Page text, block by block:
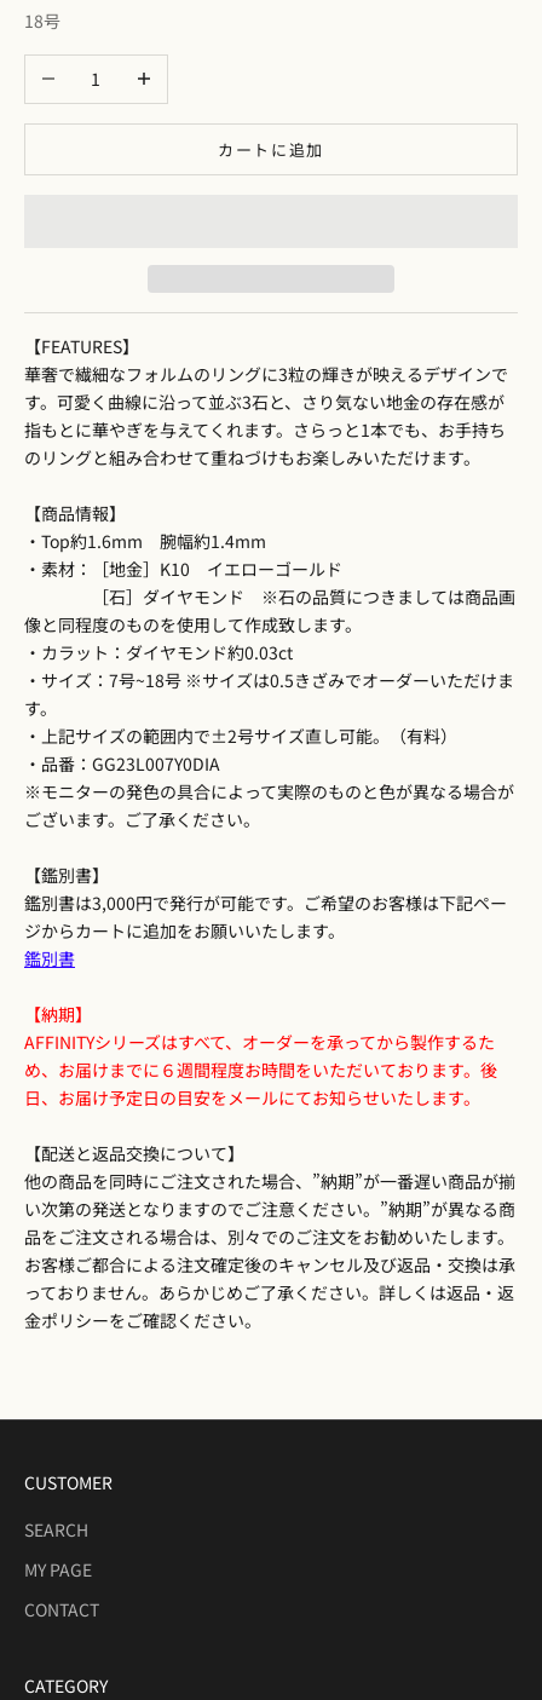
18号
数量を減らす
数量を増やす
カートに追加
【FEATURES】
華奢で繊細なフォルムのリングに3粒の輝きが映えるデザインで
す。可愛く曲線に沿って並ぶ3石と、さり気ない地金の存在感が
指もとに華やぎを与えてくれます。さらっと1本でも、お手持ち
のリングと組み合わせて重ねづけもお楽しみいただけます。
【商品情報】
・Top約1.6mm 腕幅約1.4mm
・素材：［地金］K10 イエローゴールド
［石］ダイヤモンド ※石の品質につきましては商品画
像と同程度のものを使用して作成致します。
・カラット：ダイヤモンド約0.03ct
・サイズ：7号~18号 ※サイズは0.5きざみでオーダーいただけま
す。
・上記サイズの範囲内で±2号サイズ直し可能。（有料）
・品番：GG23L007Y0DIA
※モニターの発色の具合によって実際のものと色が異なる場合が
ございます。ご了承ください。
【鑑別書】
鑑別書は3,000円で発行が可能です。ご希望のお客様は下記ペー
ジからカートに追加をお願いいたします。
鑑別書
【納期】
AFFINITYシリーズはすべて、オーダーを承ってから製作するた
め、お届けまでに６週間程度お時間をいただいております。後
日、お届け予定日の目安をメールにてお知らせいたします。
【配送と返品交換について】
他の商品を同時にご注文された場合、”納期”が一番遅い商品が揃
い次第の発送となりますのでご注意ください。”納期”が異なる商
品をご注文される場合は、別々でのご注文をお勧めいたします。
お客様ご都合による注文確定後のキャンセル及び返品・交換は承
っておりません。あらかじめご了承ください。詳しくは返品・返
金ポリシーをご確認ください。
CUSTOMER
SEARCH
MY PAGE
CONTACT
CATEGORY